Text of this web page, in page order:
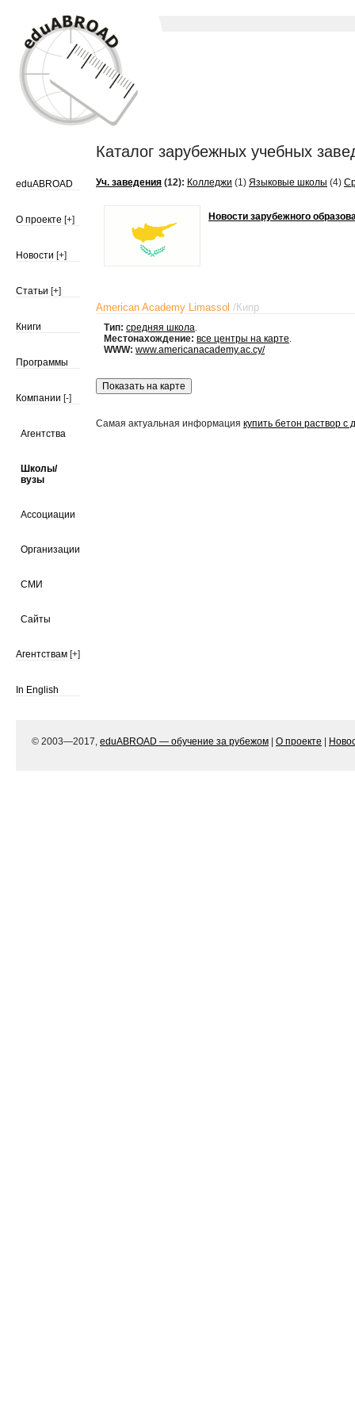
Каталог зарубежных учебных
eduABROAD
О проекте [+]
Новости [+]
Статьи [+]
Книги
Программы
Компании [-]
Агентства
Школы/
вузы
Ассоциации
Организации
СМИ
Сайты
Агентствам [+]
In English
Уч. заведения (12): Колледжи (1) Языковые школы (4)
Новости зарубежного
American Academy Limassol /Кипр
Тип: средняя школа.
Местонахождение: все центры на карте.
WWW: www.americanacademy.ac.cy/
Самая актуальная информация купить бетон раствор с
© 2003—2017, eduABROAD — обучение за рубежом О проекте